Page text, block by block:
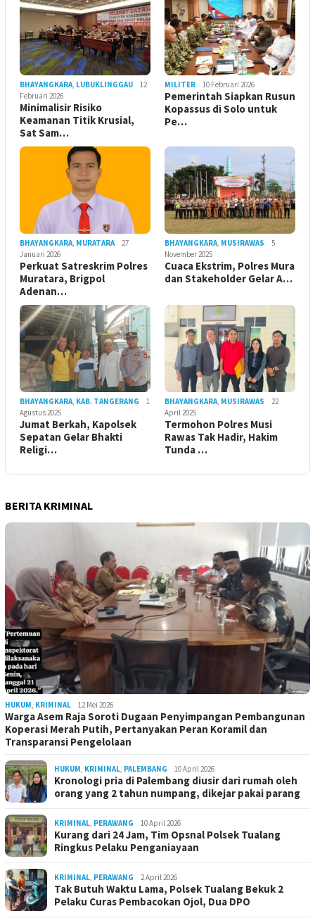
BHAYANGKARA, LUBUKLINGGAU
12
Februari 2026
Minimalisir Risiko
Keamanan Titik Krusial,
Sat Sam…
MILITER 10 Februari 2026
Pemerintah Siapkan Rusun
Kopassus di Solo untuk
Pe…
BHAYANGKARA, MURATARA
27
Januari 2026
Perkuat Satreskrim Polres
Muratara, Brigpol
Adenan…
BHAYANGKARA, MUSIRAWAS
5
November 2025
Cuaca Ekstrim, Polres Mura
dan Stakeholder Gelar A…
BHAYANGKARA, KAB. TANGERANG
1
Agustus 2025
Jumat Berkah, Kapolsek
Sepatan Gelar Bhakti
Religi…
BHAYANGKARA, MUSIRAWAS
22
April 2025
Termohon Polres Musi
Rawas Tak Hadir, Hakim
Tunda …
BERITA KRIMINAL
HUKUM, KRIMINAL 12 Mei 2026
Warga Asem Raja Soroti Dugaan Penyimpangan Pembangunan
Koperasi Merah Putih, Pertanyakan Peran Koramil dan
Transparansi Pengelolaan
HUKUM, KRIMINAL, PALEMBANG 10 April 2026
Kronologi pria di Palembang diusir dari rumah oleh
orang yang 2 tahun numpang, dikejar pakai parang
KRIMINAL, PERAWANG 10 April 2026
Kurang dari 24 Jam, Tim Opsnal Polsek Tualang
Ringkus Pelaku Penganiayaan
KRIMINAL, PERAWANG 2 April 2026
Tak Butuh Waktu Lama, Polsek Tualang Bekuk 2
Pelaku Curas Pembacokan Ojol, Dua DPO